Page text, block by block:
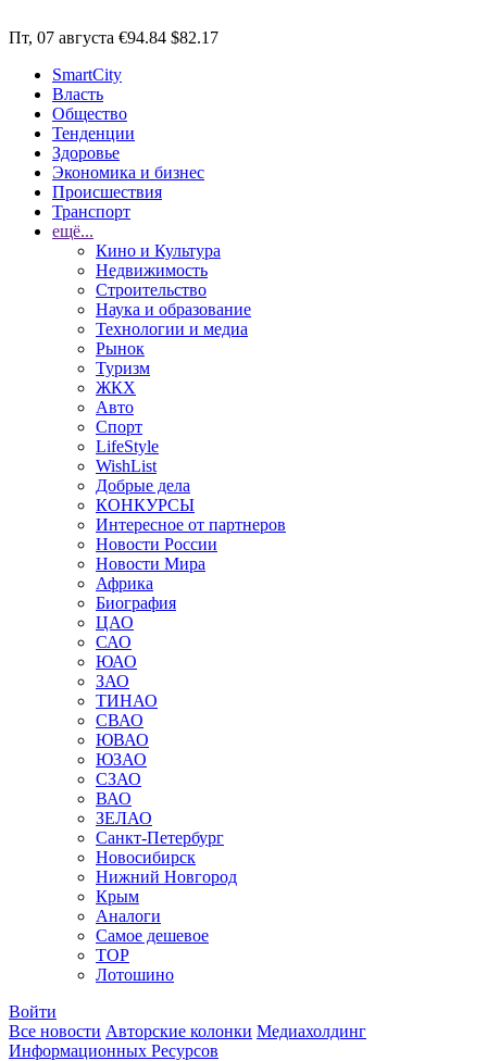
Пт, 07 августа €94.84 $82.17
SmartCity
Власть
Общество
Тенденции
Здоровье
Экономика и бизнес
Происшествия
Транспорт
ещё...
Кино и Культура
Недвижимость
Строительство
Наука и образование
Технологии и медиа
Рынок
Туризм
ЖКХ
Авто
Спорт
LifeStyle
WishList
Добрые дела
КОНКУРСЫ
Интересное от партнеров
Новости России
Новости Мира
Африка
Биография
ЦАО
САО
ЮАО
ЗАО
ТИНАО
СВАО
ЮВАО
ЮЗАО
СЗАО
ВАО
ЗЕЛАО
Санкт-Петербург
Новосибирск
Нижний Новгород
Крым
Аналоги
Самое дешевое
TOP
Лотошино
Войти
Все новости Авторские колонки Медиахолдинг
Информационных Ресурсов